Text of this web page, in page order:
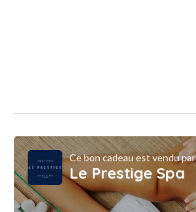
Ce bon cadeau est vendu par
Le Prestige Spa